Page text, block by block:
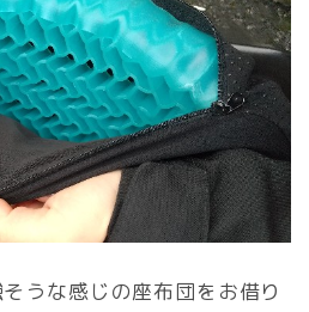
うな感じの座布団をお借り